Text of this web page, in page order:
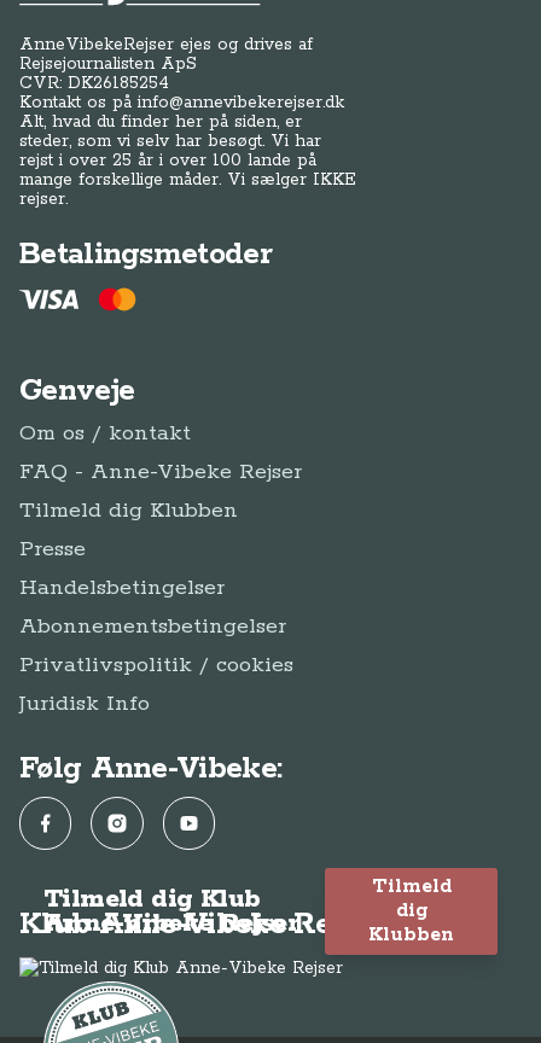
AnneVibekeRejser ejes og drives af
Rejsejournalisten ApS
CVR: DK26185254
Kontakt os påinfo@annevibekerejser.dk
Alt, hvad du finder her på siden, er
steder, som vi selv har besøgt. Vi har
rejst i over 25 år i over 100 lande på
mange forskellige måder. Vi sælger IKKE
rejser.
Betalingsmetoder
Genveje
Om os / kontakt
FAQ - Anne-Vibeke Rejser
Tilmeld dig Klubben
Presse
Handelsbetingelser
Abonnementsbetingelser
Privatlivspolitik / cookies
Juridisk Info
Følg Anne-Vibeke:
FacebookInstagramYouTube
Klub Anne-Vibeke Rejser
Tilmeld dig Klub
Anne-Vibeke Rejser
Tilmeld
dig
Klubben